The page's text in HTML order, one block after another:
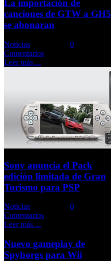
La importación de
canciones de GTW a GH5
se abonaran
Noticias
0
Comentarios
Leer más ...
Sony anuncia el Pack
edición limitada de Gran
Turismo para PSP
Noticias
0
Comentarios
Leer más ...
Nuevo gameplay de
Spyborgs para Wii